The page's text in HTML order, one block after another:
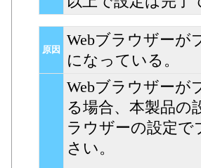
原因
Webブラウザーが
になっている。
Webブラウザーが
る場合、本製品の
ラウザーの設定
さい。